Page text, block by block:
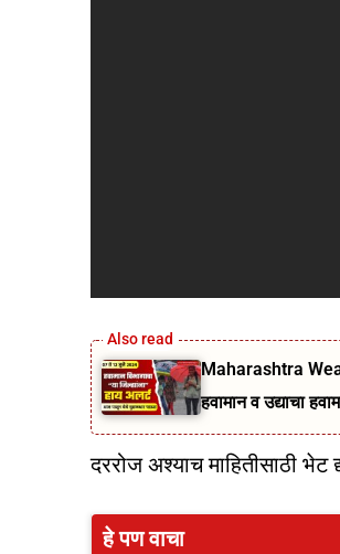
Maharashtra
हवामान व उद्याचा
दररोज अश्याच माहितीसाठी भेट
हे पण वाचा